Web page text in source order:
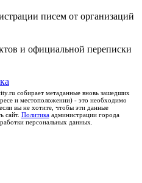
писем от организаций
и официальной переписки
собирает метаданные вновь зашедших
и местоположении) - это необходимо
вы не хотите, чтобы эти данные
сайт. Политикаадминистрации города
персональных данных.